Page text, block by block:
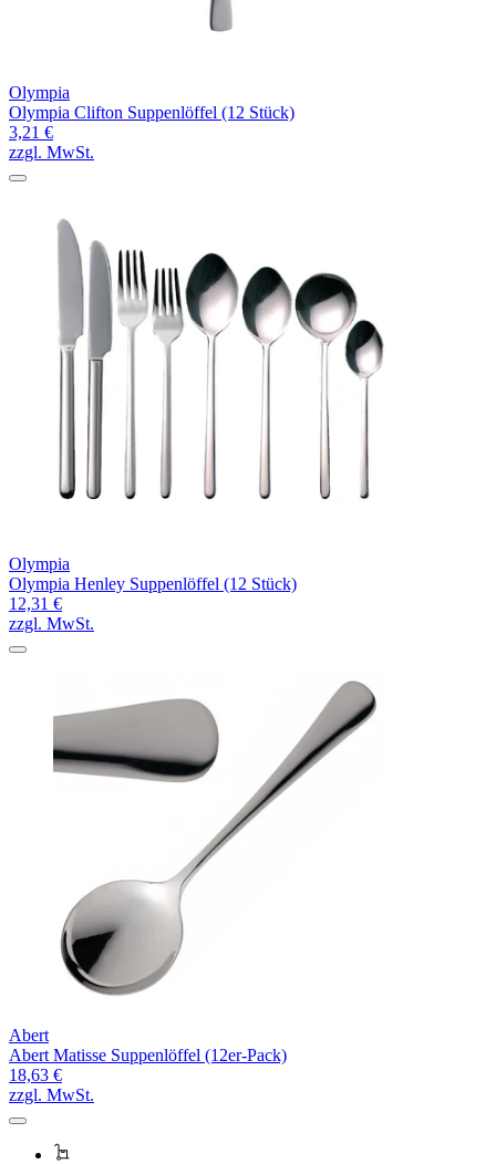
Olympia
Olympia Clifton Suppenlöffel (12 Stück)
3,21 €
zzgl. MwSt.
Olympia
Olympia Henley Suppenlöffel (12 Stück)
12,31 €
zzgl. MwSt.
Abert
Abert Matisse Suppenlöffel (12er-Pack)
18,63 €
zzgl. MwSt.